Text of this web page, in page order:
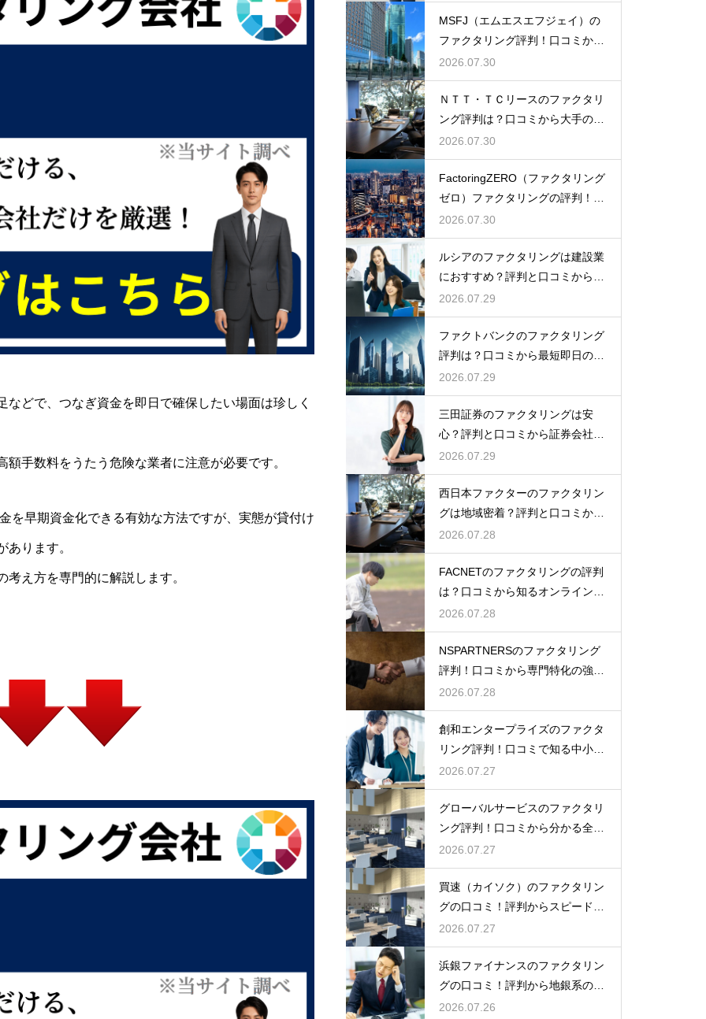
どで、つなぎ資金を即日で確保したい場面は珍しく
手数料をうたう危険な業者に注意が必要です。
を早期資金化できる有効な方法ですが、実態が貸付け
ります。
え方を専門的に解説します。
MSFJ（エムエスエフジェイ）の
ファクタリング評判！口コミから
探る利点
2026.07.30
ＮＴＴ・ＴＣリースのファクタリ
ング評判は？口コミから大手の安
心感を検証
2026.07.30
FactoringZERO（ファクタリング
ゼロ）ファクタリングの評判！口
コミは？
2026.07.30
ルシアのファクタリングは建設業
におすすめ？評判と口コミから専
門性を確認
2026.07.29
ファクトバンクのファクタリング
評判は？口コミから最短即日の入
金を検証
2026.07.29
三田証券のファクタリングは安
心？評判と口コミから証券会社の
実力を検証
2026.07.29
西日本ファクターのファクタリン
グは地域密着？評判と口コミから
真相を探る
2026.07.28
FACNETのファクタリングの評判
は？口コミから知るオンラインの
魅力
2026.07.28
NSPARTNERSのファクタリング
評判！口コミから専門特化の強み
を解説
2026.07.28
創和エンタープライズのファクタ
リング評判！口コミで知る中小企
業への支援
2026.07.27
グローバルサービスのファクタリ
ング評判！口コミから分かる全国
対応の強み
2026.07.27
買速（カイソク）のファクタリン
グの口コミ！評判からスピード入
金を大調査
2026.07.27
浜銀ファイナンスのファクタリン
グの口コミ！評判から地銀系の安
心感を分析
2026.07.26